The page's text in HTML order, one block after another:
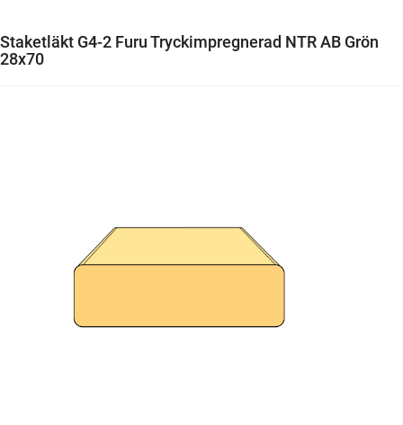
Staketläkt G4-2 Furu Tryckimpregnerad NTR AB Grön
28x70